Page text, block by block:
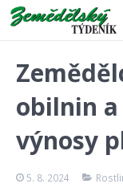
Akce
E-shop
obilnin
výnosy
5. 8. 2024